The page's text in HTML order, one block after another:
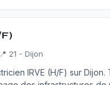
📍 21 - Dijon
IRVE (H/F) sur